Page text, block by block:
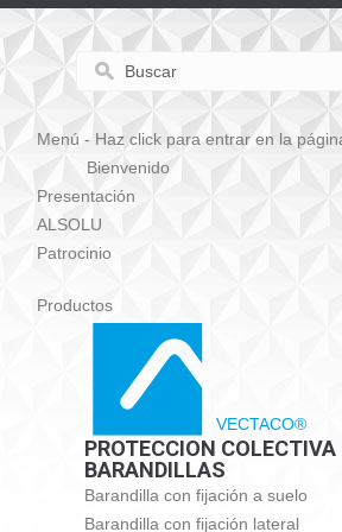
Menú - Haz click para entrar en la
Bienvenido
Presentación
ALSOLU
Patrocinio
Productos
VECTACO®
PROTECCION COLECTIVA
BARANDILLAS
Barandilla con fijación a suelo
Barandilla con fijación lateral